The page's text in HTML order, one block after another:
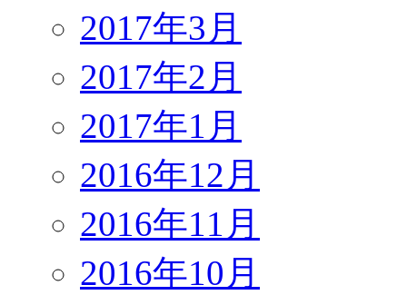
2017年3月
2017年2月
2017年1月
2016年12月
2016年11月
2016年10月